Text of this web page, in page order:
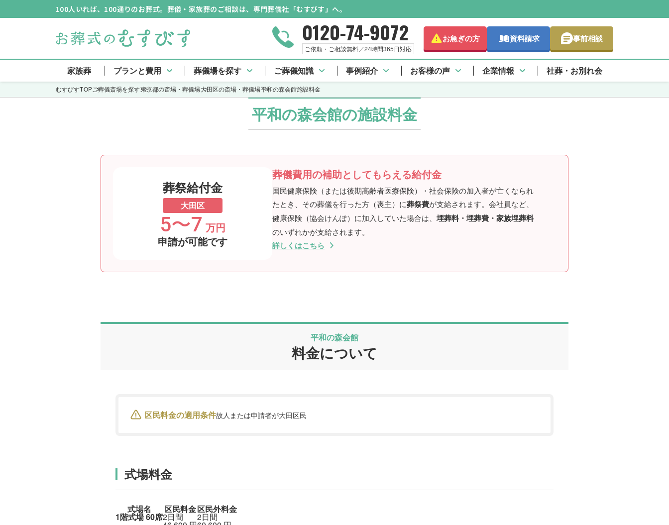
100人いれば、100通りのお葬式。葬儀・家族葬のご相談は、専門葬儀社「むすびす」へ。
0120-74-9072
ご依頼・ご相談無料／24時間365日対応
お急ぎの方 資料請求 事前相談
家族葬 プランと費用 葬儀場を探す ご葬儀知識 事例紹介 お客様の声 企業情報 社葬・お別れ会
むすびすTOPご葬儀斎場を探す東京都の斎場・葬儀場大田区の斎場・葬儀場平和の森会館施設料金
平和の森会館の施設料金
葬祭給付金
大田区
5〜7 万円
申請が可能です
葬儀費用の補助としてもらえる給付金
国民健康保険（または後期高齢者医療保険）・社会保険の加入者が亡くなられ
たとき、その葬儀を行った方（喪主）に葬祭費が支給されます。会社員など、
健康保険（協会けんぽ）に加入していた場合は、埋葬料・埋葬費・家族埋葬料
のいずれかが支給されます。
詳しくはこちら
平和の森会館
料金について
区民料金の適用条件故人または申請者が大田区民
式場料金
式場名 区民料金区民外料金
1階式場60席2日間 2日間
平和の森会館 TOP 施設料金 口コミ一覧 アクセス情報
さらに詳しく